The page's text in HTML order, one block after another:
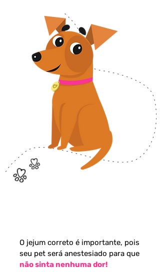
O jejum correto é importante, pois
seu pet será anestesiado para que
não sinta nenhuma dor!